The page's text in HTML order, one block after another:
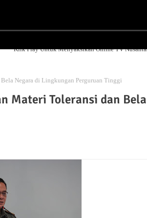
Klik Play Untuk Menyaksikan Online TV
Negara di Lingkungan Perguruan Tinggi
Materi Toleransi dan